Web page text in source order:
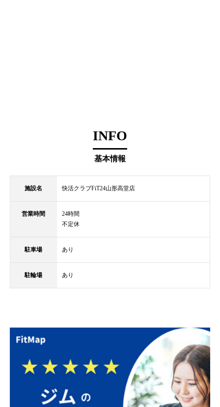
INFO
基本情報
施設名 快活クラブFiT24山形高堂店
営業時間
24時間
不定休
駐車場 あり
駐輪場 あり